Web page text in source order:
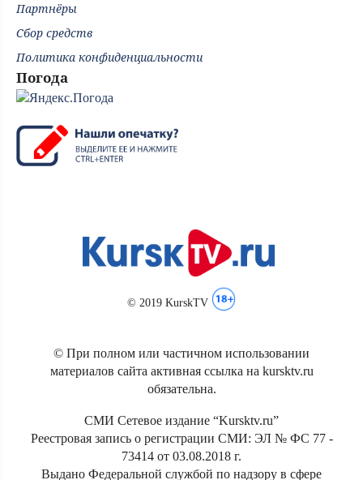
Партнёры
Сбор средств
Политика конфиденциальности
Погода
© 2019 KurskTV
© При полном или частичном использовании
материалов сайта активная ссылка на kursktv.ru
обязательна.
СМИ Сетевое издание “Kursktv.ru”
Реестровая запись о регистрации СМИ: ЭЛ № ФС 77 -
73414 от 03.08.2018 г.
Выдано Федеральной службой по надзору в сфере